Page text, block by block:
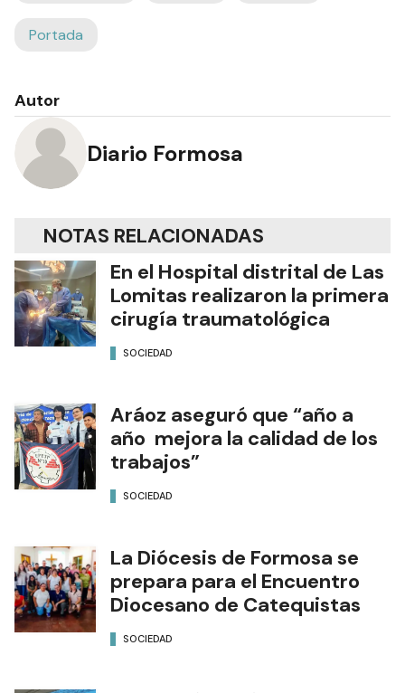
Portada
Autor
Diario Formosa
NOTAS RELACIONADAS
En el Hospital distrital de Las
Lomitas realizaron la primera
cirugía traumatológica
SOCIEDAD
Aráoz aseguró que “año a
año mejora la calidad de los
trabajos”
SOCIEDAD
La Diócesis de Formosa se
prepara para el Encuentro
Diocesano de Catequistas
SOCIEDAD